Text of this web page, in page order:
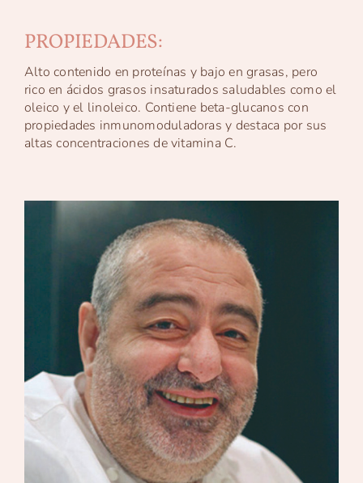
PROPIEDADES:
Alto contenido en proteínas y bajo en grasas, pero
rico en ácidos grasos insaturados saludables como el
oleico y el linoleico. Contiene beta-glucanos con
propiedades inmunomoduladoras y destaca por sus
altas concentraciones de vitamina C.